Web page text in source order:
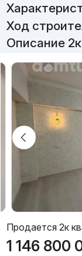
Ход
Описание
Продается 2к
1 146 800